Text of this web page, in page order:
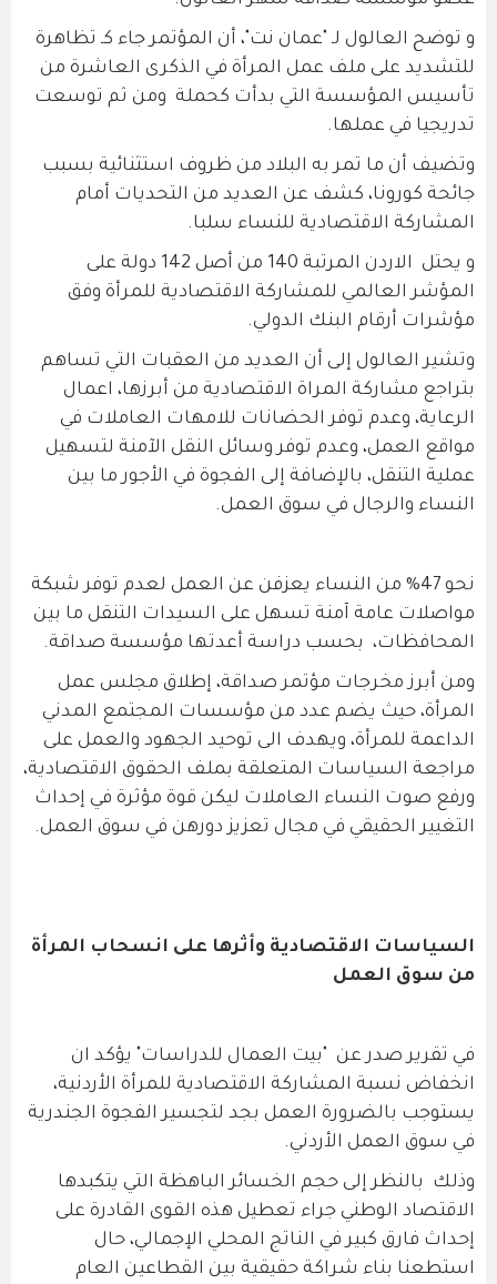
و توضح العالول لـ "عمان نت"، أن المؤتمر جاء كـ تظاهرة
للتشديد على ملف عمل المرأة في الذكرى العاشرة من
تأسيس المؤسسة التي بدأت كحملة ومن ثم توسعت
تدريجيا في عملها.
وتضيف أن ما تمر به البلاد من ظروف استثنائية بسبب
جائحة كورونا، كشف عن العديد من التحديات أمام
المشاركة الاقتصادية للنساء سلبا.
و يحتل الاردن المرتبة 140 من أصل 142 دولة على
المؤشر العالمي للمشاركة الاقتصادية للمرأة وفق
مؤشرات أرقام البنك الدولي.
وتشير العالول إلى أن العديد من العقبات التي تساهم
بتراجع مشاركة المراة الاقتصادية من أبرزها، اعمال
الرعاية، وعدم توفر الحضانات للامهات العاملات في
مواقع العمل، وعدم توفر وسائل النقل الآمنة لتسهيل
عملية التنقل، بالإضافة إلى الفجوة في الأجور ما بين
النساء والرجال في سوق العمل.
نحو 47% من النساء يعزفن عن العمل لعدم توفر شبكة
مواصلات عامة آمنة تسهل على السيدات التنقل ما بين
المحافظات، بحسب دراسة أعدتها مؤسسة صداقة.
ومن أبرز مخرجات مؤتمر صداقة، إطلاق مجلس عمل
المرأة، حيث يضم عدد من مؤسسات المجتمع المدني
الداعمة للمرأة، ويهدف الى توحيد الجهود والعمل على
مراجعة السياسات المتعلقة بملف الحقوق الاقتصادية،
ورفع صوت النساء العاملات ليكن قوة مؤثرة في إحداث
التغيير الحقيقي في مجال تعزيز دورهن في سوق العمل.
السياسات الاقتصادية وأثرها على انسحاب المرأة
من سوق العمل
في تقرير صدر عن "بيت العمال للدراسات" يؤكد ان
انخفاض نسبة المشاركة الاقتصادية للمرأة الأردنية،
يستوجب بالضرورة العمل بجد لتجسير الفجوة الجندرية
في سوق العمل الأردني.
وذلك بالنظر إلى حجم الخسائر الباهظة التي يتكبدها
الاقتصاد الوطني جراء تعطيل هذه القوى القادرة على
إحداث فارق كبير في الناتج المحلي الإجمالي، حال
استطعنا بناء شراكة حقيقية بين القطاعين العام